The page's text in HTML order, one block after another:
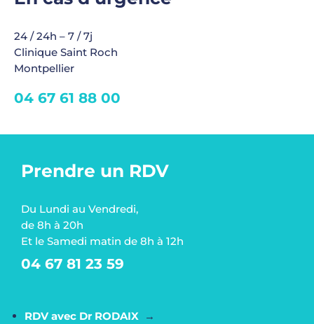
24 / 24h – 7 / 7j
Clinique Saint Roch
Montpellier
04 67 61 88 00
Prendre un RDV
Du Lundi au Vendredi,
de 8h à 20h
Et le Samedi matin de 8h à 12h
04 67 81 23 59
RDV avec Dr RODAIX →